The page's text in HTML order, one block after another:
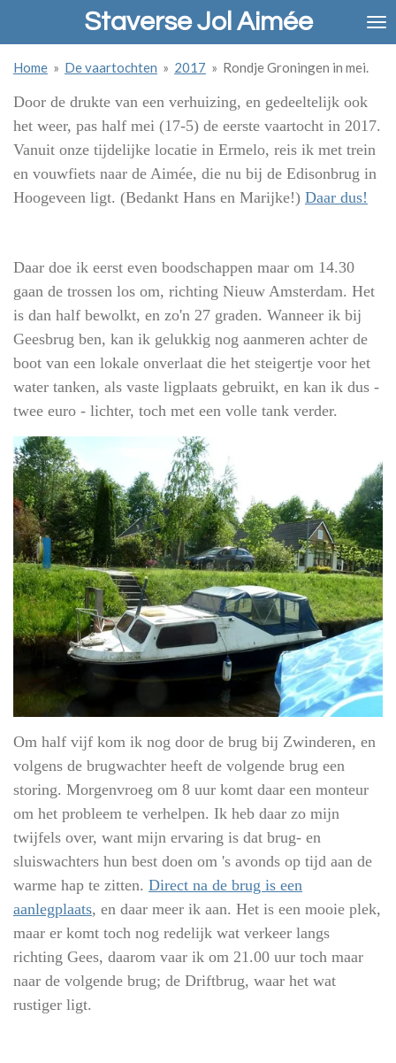
de
hoofdinhoud
Staverse Jol Aimée
Home » De vaartochten » 2017 » Rondje Groningen in mei.
Door de drukte van een verhuizing, en gedeeltelijk ook
het weer, pas half mei (17-5) de eerste vaartocht in 2017.
Vanuit onze tijdelijke locatie in Ermelo, reis ik met trein
en vouwfiets naar de Aimée, die nu bij de Edisonbrug in
Hoogeveen ligt. (Bedankt Hans en Marijke!) Daar dus!
Daar doe ik eerst even boodschappen maar om 14.30
gaan de trossen los om, richting Nieuw Amsterdam. Het
is dan half bewolkt, en zo'n 27 graden. Wanneer ik bij
Geesbrug ben, kan ik gelukkig nog aanmeren achter de
boot van een lokale onverlaat die het steigertje voor het
water tanken, als vaste ligplaats gebruikt, en kan ik dus -
twee euro - lichter, toch met een volle tank verder.
Om half vijf kom ik nog door de brug bij Zwinderen, en
volgens de brugwachter heeft de volgende brug een
storing. Morgenvroeg om 8 uur komt daar een monteur
om het probleem te verhelpen. Ik heb daar zo mijn
twijfels over, want mijn ervaring is dat brug- en
sluiswachters hun best doen om 's avonds op tijd aan de
warme hap te zitten. Direct na de brug is een
aanlegplaats, en daar meer ik aan. Het is een mooie plek,
maar er komt toch nog redelijk wat verkeer langs
richting Gees, daarom vaar ik om 21.00 uur toch maar
naar de volgende brug; de Driftbrug, waar het wat
rustiger ligt.